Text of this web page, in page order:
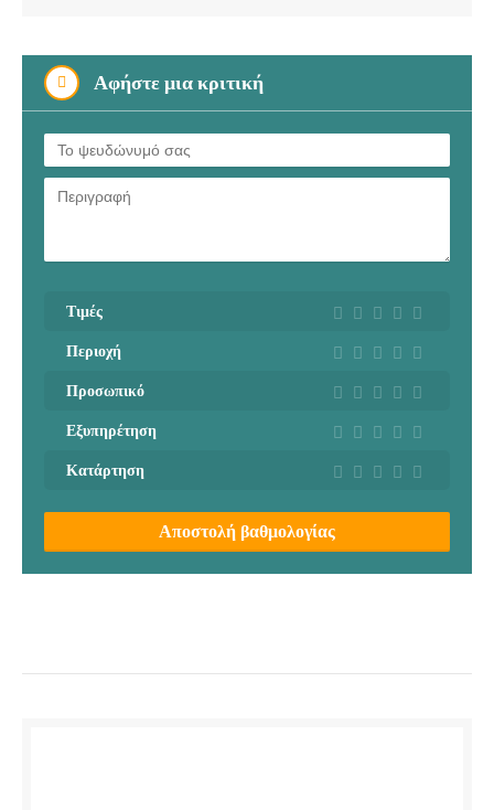
Αφήστε μια κριτική
Τιμές
Περιοχή
Προσωπικό
Εξυπηρέτηση
Κατάρτηση
Αποστολή βαθμολογίας